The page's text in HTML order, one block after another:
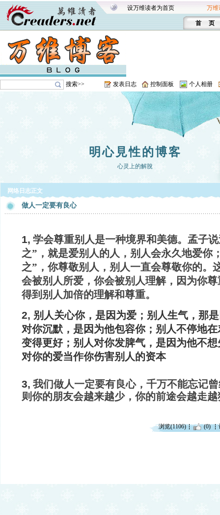
设万维读者为首页 万维
首 页
搜索>> 发表日志 控制面板 个人相册
明心見性的博客
心灵上的解脫
网络日志正文
做人一定要有良心
1, 学会尊重别人是一种境界和美德。孟子
之”，就是爱别人的人，别人会永久地爱你
之”，你尊敬别人，别人一直会尊敬你的。
会被别人所爱，你会被别人理解，因为你
得到别人加倍的理解和尊重。
2, 别人关心你，是因为爱；别人生气，那
对你沉默，是因为他包容你；别人不停地
变得更好；别人对你发脾气，是因为他不
对你的爱当作你伤害别人的资本
3, 我们做人一定要有良心，千万不能忘记
则你的朋友会越来越少，你的前途会越走
浏览(1106) (0)